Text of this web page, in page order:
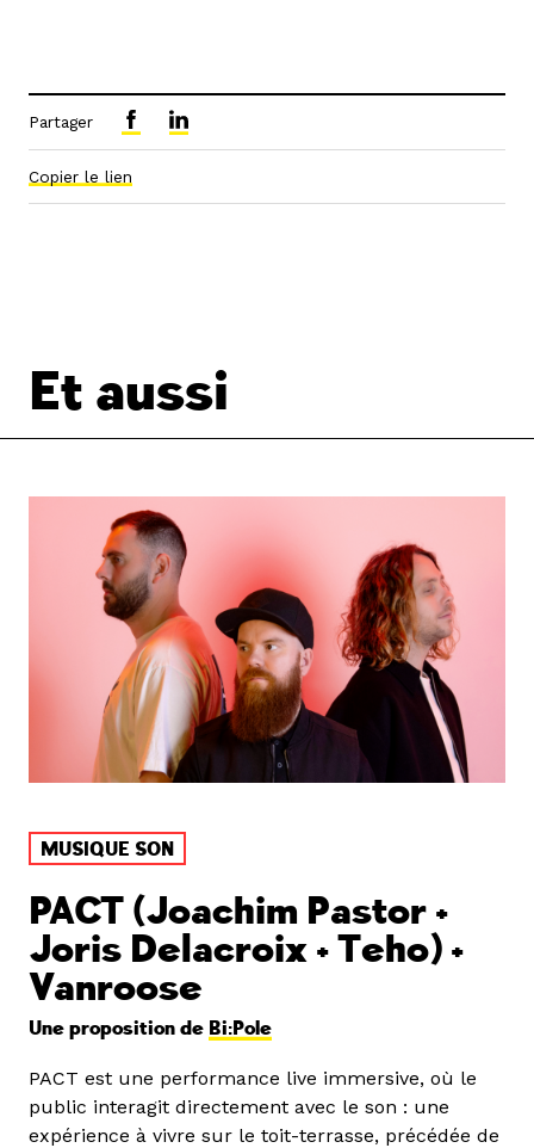
Partager
Copier le lien
Et aussi
MUSIQUE SON
PACT (Joachim Pastor +
Joris Delacroix + Teho) +
Vanroose
Une proposition de Bi:Pole
PACT est une performance live immersive, où le
public interagit directement avec le son : une
expérience à vivre sur le toit-terrasse, précédée de